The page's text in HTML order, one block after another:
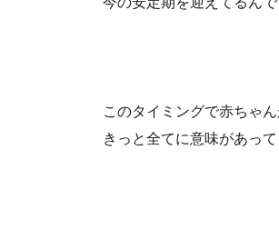
このタイミングで赤ちゃ
きっと全てに意味があっ